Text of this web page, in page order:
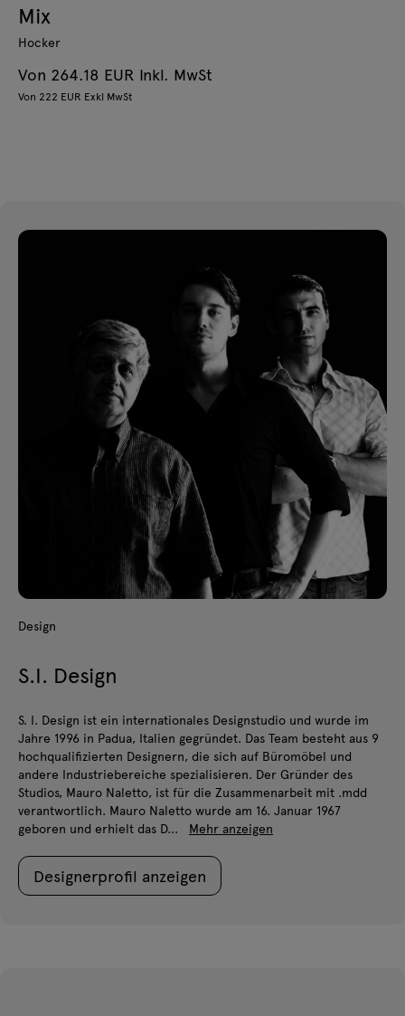
Mix
Hocker
Von 264.18 EUR Inkl. MwSt
Von 222 EUR Exkl MwSt
Design
S.I. Design
S. I. Design ist ein internationales Designstudio und wurde im
Jahre 1996 in Padua, Italien gegründet. Das Team besteht aus 9
hochqualifizierten Designern, die sich auf Büromöbel und
andere Industriebereiche spezialisieren. Der Gründer des
Studios, Mauro Naletto, ist für die Zusammenarbeit mit .mdd
verantwortlich. Mauro Naletto wurde am 16. Januar 1967
geboren und erhielt das D...
Mehr anzeigen
Designerprofil anzeigen